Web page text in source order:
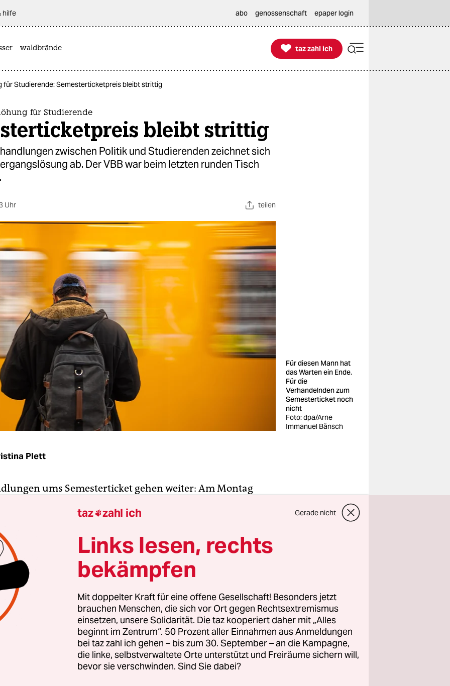
hilfe abo genossenschaft epaper login
waldbrände 
taz zahl ich
taz zahl ich
für Studierende: Semesterticketpreis bleibt strittig
für Studierende
bleibt strittig
zwischen Politik und Studierenden zeichnet sich
ab. Der VBB war beim letzten runden Tisch
Uhr teilen
Für diesen Mann hat
das Warten ein Ende.
Für die
Verhandelnden zum
Semesterticket noch
nicht
Foto: dpa/Arne
Immanuel Bänsch
Plett
ums Semesterticket gehen weiter: Am Montag
die aus Studierenden Berliner und Brandenburger
besteht, zu einem runden Tisch geladen. Es ging um eine
Preises für das Semesterticket, die in den vergangenen
wieder strittiger Verhandlungsgegenstand war.
der Brandenburgischen und Berliner Landes­
waren eingeladen, der Verkehrsverbund Berlin
(VBB) ebenso. Letzterer war nicht anwesend – laut
unentschuldigt. Dem widersprach Joachim
des VBB, auf Anfrage der taz: „Die IGSemTixBBB
informiert, dass zum heutigen Zeitpunkt
taz zahl ich Gerade nicht
Links lesen, rechts
bekämpfen
Mit doppelter Kraft für eine offene Gesellschaft! Besonders jetzt
brauchen Menschen, die sich vor Ort gegen Rechtsextremismus
einsetzen, unsere Solidarität. Die taz kooperiert daher mit „Alles
beginnt im Zentrum“. 50 Prozent aller Einnahmen aus Anmeldungen
bei taz zahl ich gehen – bis zum 30. September – an die Kampagne,
die linke, selbstverwaltete Orte unterstützt und Freiräume sichern will,
bevor sie verschwinden. Sind Sie dabei?